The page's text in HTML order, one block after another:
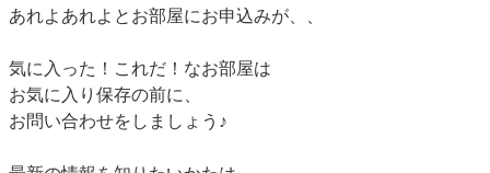
あれよあれよとお部屋にお申込みが、、
気に入った！これだ！なお部屋は
お気に入り保存の前に、
お問い合わせをしましょう♪